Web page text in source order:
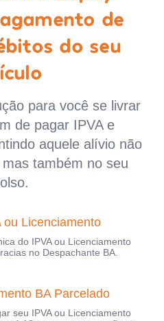
de
do seu
para você se livrar
de pagar IPVA e
aquele alívio não
também no seu
ou Licenciamento
do IPVA ou Licenciamento
no Despachante BA.
BA Parcelado
seu IPVA ou Licenciamento